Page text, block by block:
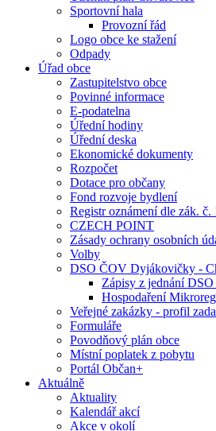
Sportovní hala
Provozní řád
Logo obce ke stažení
Odpady
Úřad obce
Zastupitelstvo obce
Povinné informace
E-podatelna
Úřední hodiny
Úřední deska
Ekonomické dokumenty
Rozpočet
Dotace pro občany
Fond rozvoje bydlení
Registr oznámení dle zák. č.
CZECH POINT
Zásady ochrany osobních
Volby
DSO ČOV Dyjákovičky -
Zápisy z jednání
Hospodaření
Veřejné zakázky - profil
Formuláře
Povodňový plán obce
Místní poplatek z pobytu
Portál Občan+
Aktuálně
Aktuality
Kalendář akcí
Akce v okolí